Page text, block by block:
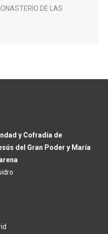
DE LAS
y Cofradía de
del Gran Poder y María